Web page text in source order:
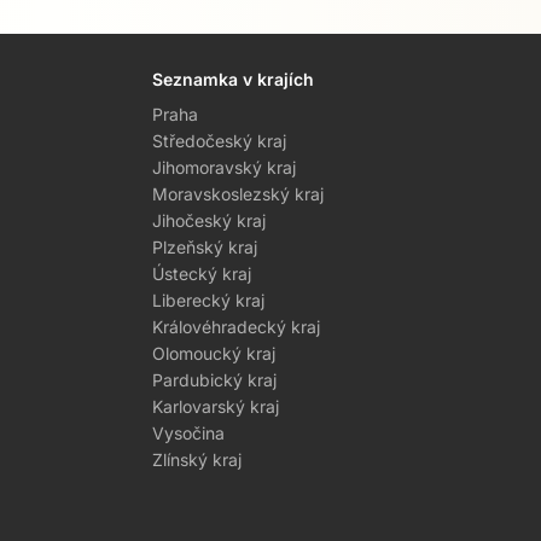
Seznamka v krajích
Praha
Středočeský kraj
Jihomoravský kraj
Moravskoslezský kraj
Jihočeský kraj
Plzeňský kraj
Ústecký kraj
Liberecký kraj
Královéhradecký kraj
Olomoucký kraj
Pardubický kraj
Karlovarský kraj
Vysočina
Zlínský kraj